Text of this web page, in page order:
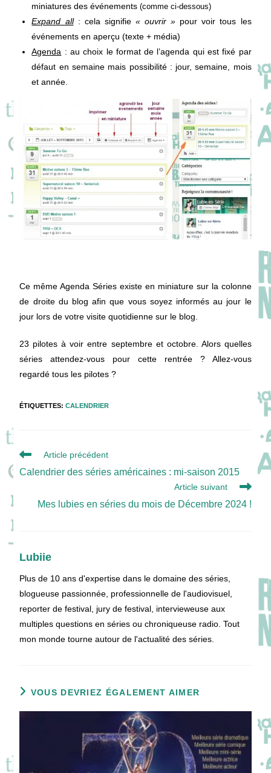
miniatures des événements(comme ci-dessous)
Expand all: cela signifie « ouvrir » pour voir tous les
événements en aperçu (texte + média)
Agenda : au choix le format de l’agenda qui est fixé par
défaut en semaine mais possibilité : jour, semaine, mois
et année.
Ce même Agenda Séries existe en miniature sur la colonne
de droite du blog afin que vous soyez informés au jour le
jour lors de votre visite quotidienne sur le blog.
23 pilotes à voir entre septembre et octobre. Alors quelles
séries attendez-vous pour cette rentrée ? Allez-vous
regardé tous les pilotes ?
ÉTIQUETTES:CALENDRIER
Read
articles
Article précédent
Calendrier des séries américaines : mi-saison 2015
Article suivant
Mes lubies en séries du mois de Décembre 2024 !
Lubiie
Plus de 10 ans d'expertise dans le domaine des séries,
blogueuse passionnée, professionnelle de l'audiovisuel,
reporter de festival, jury de festival, intervieweuse aux
multiples questions en séries ou chroniqueuse radio. Tout
mon monde tourne autour de l'actualité des séries.
VOUS DEVRIEZ ÉGALEMENT AIMER